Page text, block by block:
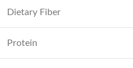
Dietary Fiber
Protein